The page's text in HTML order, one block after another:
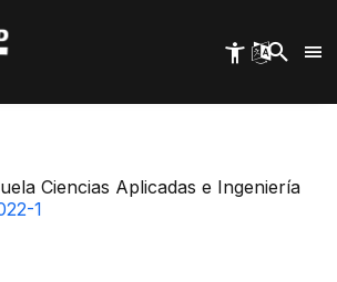
Pregrado en Diseño Interactivo.
Ciencias Aplicadas e Ingeniería
1